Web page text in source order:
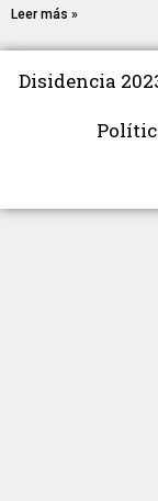
Leer más »
Disidencia